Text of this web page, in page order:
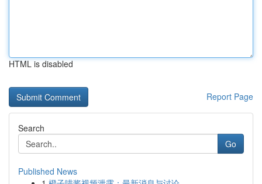
HTML is disabled
Report Page
Search
Go
Published News